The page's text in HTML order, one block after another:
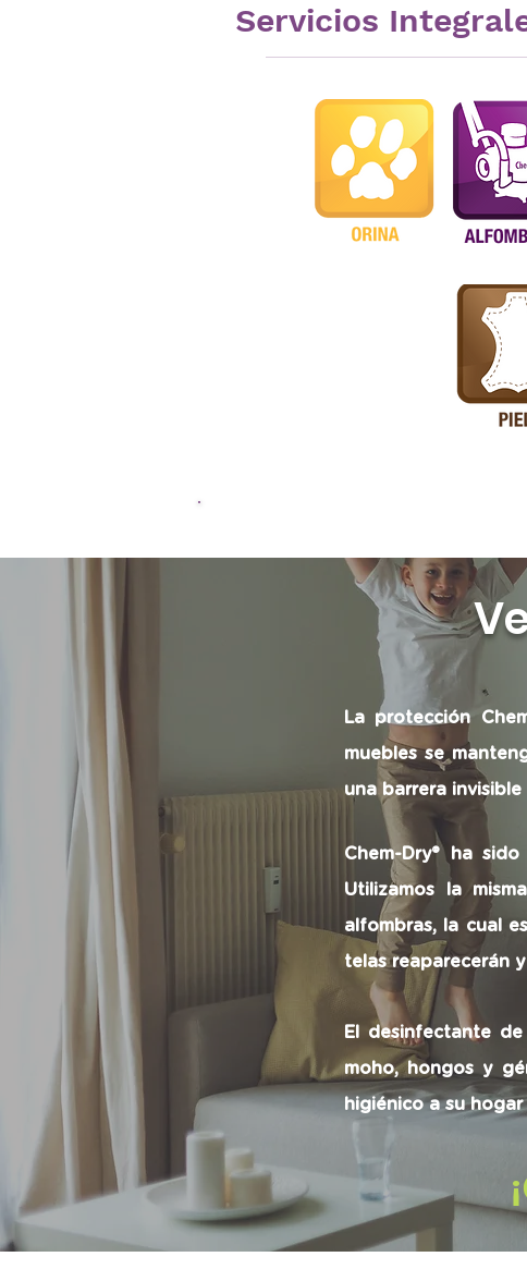
Servicios
La protección
muebles se
una barrera
Chem-Dry® ha
Utilizamos la
alfombras, la cual
telas reaparecerán
El desinfectante
moho, hongos y
higiénico a su